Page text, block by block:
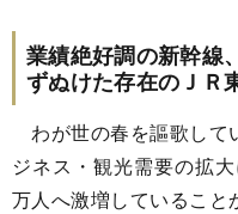
業績絶好調の新幹線
ずぬけた存在のＪＲ
わが世の春を謳歌して
ジネス・観光需要の拡
万人へ激増しているこ